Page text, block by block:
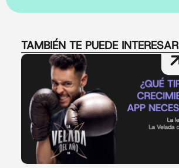
TAMBIÉN TE PUEDE INTERESAR